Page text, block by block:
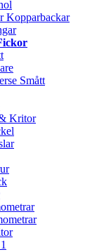
Kopparbackar
Smått
Kritor